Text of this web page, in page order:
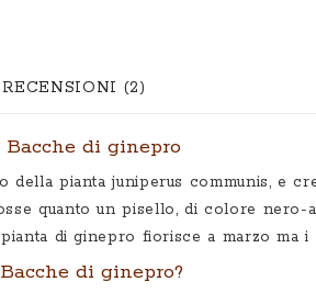
di ginepro
pianta juniperus communis, e
quanto un pisello, di colore
di ginepro fiorisce a marzo ma
di ginepro?
RECENSIONI 2